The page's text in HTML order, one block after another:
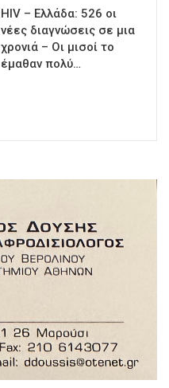
HIV – Ελλάδα: 526 οι
νέες διαγνώσεις σε μια
χρονιά – Οι μισοί το
έμαθαν πολύ…